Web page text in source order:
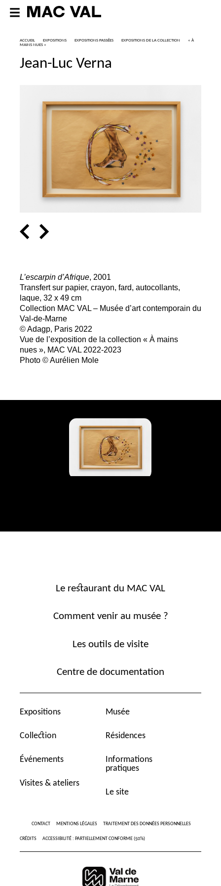
ACCUEIL EXPOSITIONS EXPOSITIONS PASSÉES EXPOSITIONS DE LA COLLECTION « À
MAINS NUES »
Jean-Luc Verna
L’escarpin d’Afrique, 2001
Transfert sur papier, crayon, fard, autocollants,
laque, 32 x 49 cm
Collection MAC VAL – Musée d’art contemporain du
Val-de-Marne
© Adagp, Paris 2022
Vue de l’exposition de la collection « À mains
nues », MAC VAL 2022-2023
Photo © Aurélien Mole
Le restaurant du MAC VAL
Comment venir au musée ?
Les outils de visite
Centre de documentation
Expositions
Collection
Événements
Visites & ateliers
Musée
Résidences
Informations
pratiques
Le site
CONTACT MENTIONS LÉGALES TRAITEMENT DES DONNÉES PERSONNELLES
CRÉDITS ACCESSIBILITÉ : PARTIELLEMENT CONFORME (50%)